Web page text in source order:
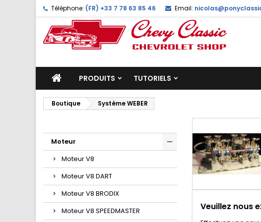
Téléphone: (FR) +33 7 78 63 85 46 Email:
PRODUITS TUTORIELS
Boutique Système WEBER
Moteur
Moteur V8
Moteur V8 DART
Moteur V8 BRODIX
Moteur V8 SPEEDMASTER
Veuillez nous